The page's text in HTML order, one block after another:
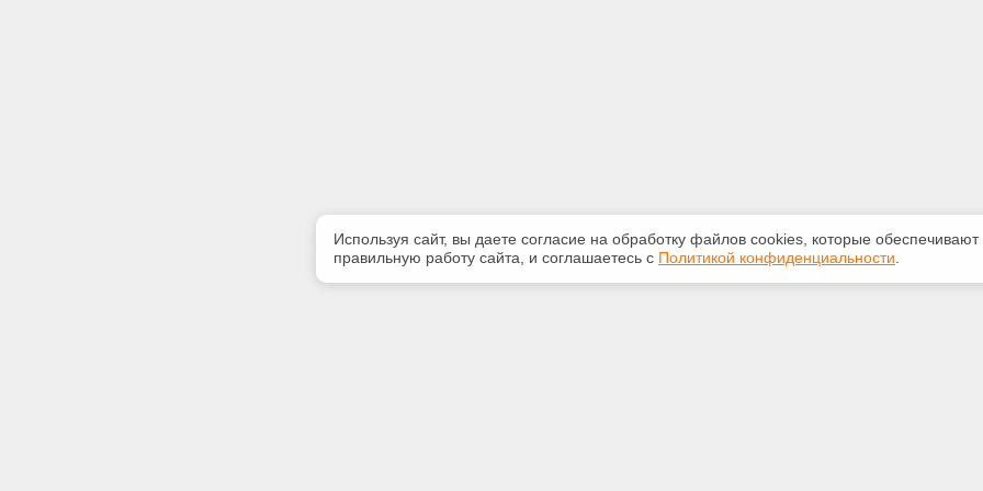
Используя сайт, вы даете согласие на обработку файлов сооkiеs, которые обеспечивают
правильную работу сайта, и соглашаетесь с Политикой конфиденциальности.